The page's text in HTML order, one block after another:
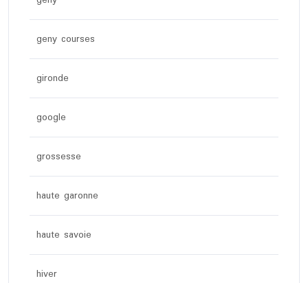
geny courses
gironde
google
grossesse
haute garonne
haute savoie
hiver